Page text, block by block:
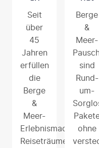
Seit
über
45
Jahren
erfüllen
die
Berge
&
Meer-
Erlebnismacher
Reiseträume.
Berge
&
Meer-
sind
Rund-
um-
ohne